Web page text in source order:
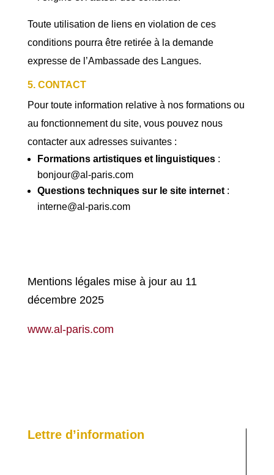
Toute utilisation de liens en violation de ces
conditions pourra être retirée à la demande
expresse de l’Ambassade des Langues.
5. CONTACT
Pour toute information relative à nos formations ou
au fonctionnement du site, vous pouvez nous
contacter aux adresses suivantes :
Formations artistiques et linguistiques:
bonjour@al-paris.com
Questions techniques sur le site internet:
interne@al-paris.com
Mentions légales mise à jour au 11
décembre 2025
www.al-paris.com
Lettre d’information